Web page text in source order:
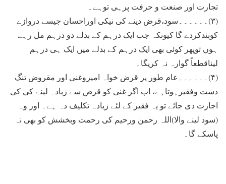
تجارت اور صنعت و حرفت پرہی توہے۔
(۳)۔۔۔۔۔۔سود،قرض دینے کی نیکی اوراحسان جیسے دروازے
کوبندکردے گا کیونکہ جب ایک درہم کے بدلے دو درہم مل رہے
ہوں توپھر کوئی بھی ایک درہم کے بدلے میں ایک ہی درہم
لیناقطعاً گوارہ نہ کریگا۔
(۴)۔۔۔۔۔۔عام طور پر قرض خواہ امیروغنی اور مقروض تنگ
دست وفقیرہوتاہے، اب اگر غنی کو قرض سے زیادہ لینے کی کی
اجازت دی جائے تو یہ فقیر کے لئے زیادہ تکليف دہ ہے۔ اور وہ
(سود لینے والا)اللہ رحمن ورحیم کی رحمت وبخشش کو بھی نہ
پاسکے گا۔